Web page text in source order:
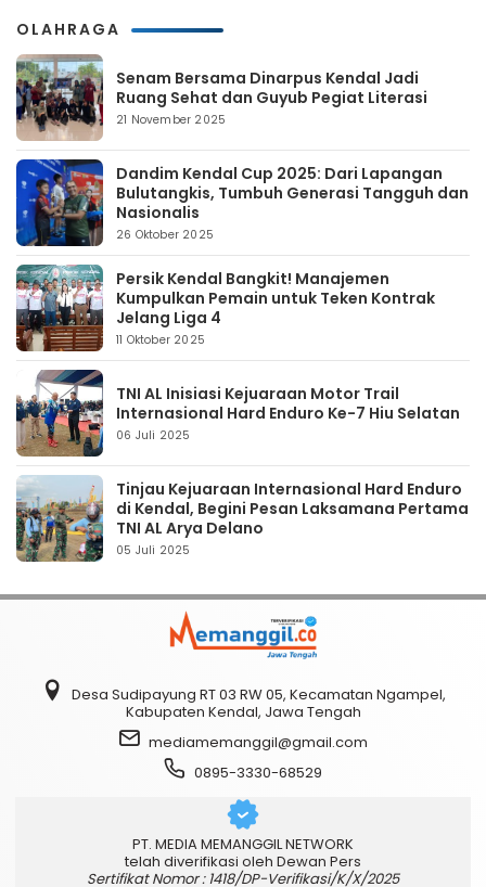
OLAHRAGA
Senam Bersama Dinarpus Kendal Jadi
Ruang Sehat dan Guyub Pegiat Literasi
21 November 2025
Dandim Kendal Cup 2025: Dari Lapangan
Bulutangkis, Tumbuh Generasi Tangguh dan
Nasionalis
26 Oktober 2025
Persik Kendal Bangkit! Manajemen
Kumpulkan Pemain untuk Teken Kontrak
Jelang Liga 4
11 Oktober 2025
TNI AL Inisiasi Kejuaraan Motor Trail
Internasional Hard Enduro Ke-7 Hiu Selatan
06 Juli 2025
Tinjau Kejuaraan Internasional Hard Enduro
di Kendal, Begini Pesan Laksamana Pertama
TNI AL Arya Delano
05 Juli 2025
Desa Sudipayung RT 03 RW 05, Kecamatan Ngampel,
Kabupaten Kendal, Jawa Tengah
mediamemanggil@gmail.com
0895-3330-68529
PT. MEDIA MEMANGGIL NETWORK
telah diverifikasi oleh Dewan Pers
Sertifikat Nomor : 1418/DP-Verifikasi/K/X/2025